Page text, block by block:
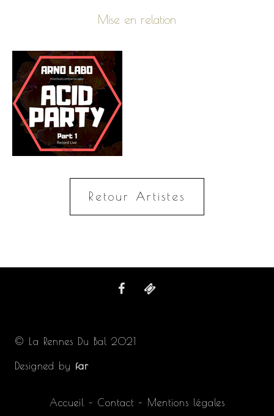
Mise en relation
Retour Artistes
© La Rennes Du Bal 2021
Designed by far
Accueil – Contact – Mentions légales